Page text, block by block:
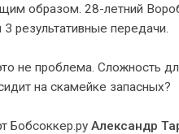
образом. 28-летний
результативные передачи.
не проблема. Сложность
на скамейке запасных?
Бобсоккер.ру Александр